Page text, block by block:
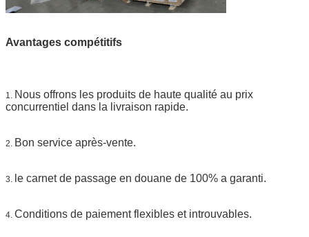
Avantages compétitifs
1. Nous offrons les produits de haute qualité au prix
concurrentiel dans la livraison rapide.
2. Bon service après-vente.
3. le carnet de passage en douane de 100% a garanti.
4. Conditions de paiement flexibles et introuvables.